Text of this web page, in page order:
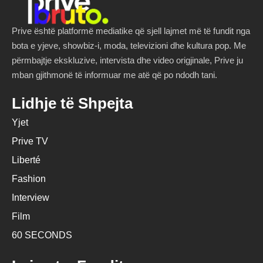
Prive është platformë mediatike që sjell lajmet më të fundit nga
bota e yjeve, showbiz-i, moda, televizioni dhe kultura pop. Me
përmbajtje ekskluzive, intervista dhe video origjinale, Prive ju
mban gjithmonë të informuar me atë që po ndodh tani.
Lidhje të Shpejta
Yjet
Prive TV
Liberté
Fashion
Interview
Film
60 SECONDS